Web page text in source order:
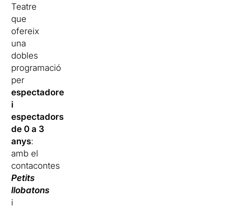
Teatre
que
ofereix
una
dobles
programació
per
espectadores
i
espectadors
de 0 a 3
anys:
amb el
contacontes
Petits
llobatons
i